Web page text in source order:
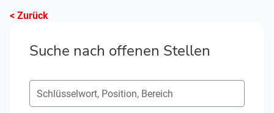
< Zurück
Suche nach offenen Stellen
Suche nach offenen Positionen